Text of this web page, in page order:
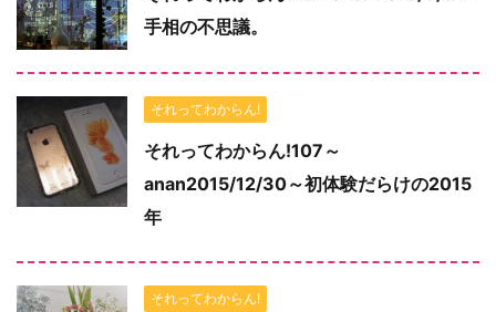
手相の不思議。
それってわからん!
それってわからん!107～
anan2015/12/30～初体験だらけの2015
年
それってわからん!